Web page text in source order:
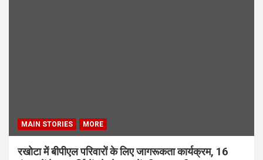
MAIN STORIES MORE
रखोटा में बीपीएल परिवारों के लिए जागरूकता कार्यक्रम, 16